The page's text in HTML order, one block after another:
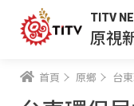
TITV
原視
首頁 原鄉 台